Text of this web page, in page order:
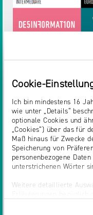
Cookie-
Ich bin mindestens 16
wie unter „Details“
optionale Cookies und
„Cookies“) über das für
Maß hinaus für Zwecke
Speicherung von
personenbezogene
unterstrichenen Wörter
Weitere detaillierte
„Einwilligung ändern“
mit den
gibt es weitere